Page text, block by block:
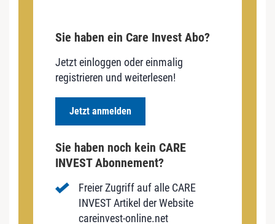
Sie haben ein Care Invest Abo?
Jetzt einloggen oder einmalig
registrieren und weiterlesen!
Jetzt anmelden
Sie haben noch kein CARE
INVEST Abonnement?
Freier Zugriff auf alle CARE
INVEST Artikel der Website
careinvest-online.net